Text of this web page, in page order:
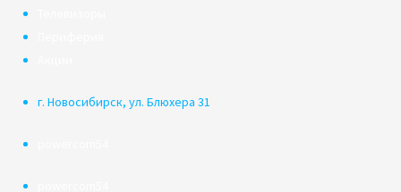
г. Новосибирск, ул. Блюхера 31